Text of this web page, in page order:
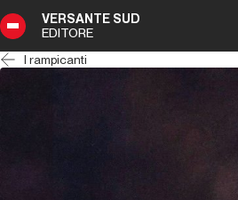
VERSANTE SUD
EDITORE
I rampicanti